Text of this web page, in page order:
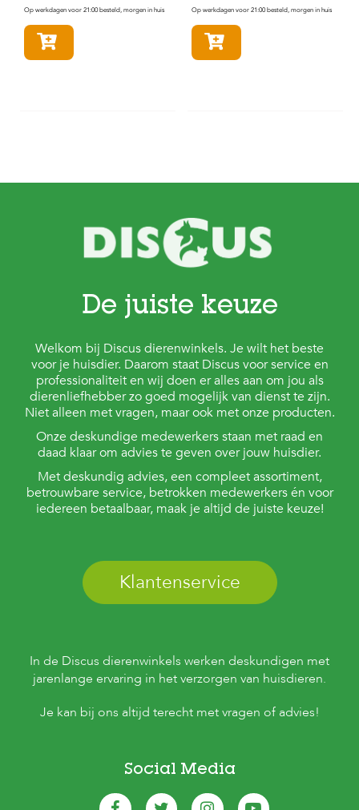
Op werkdagen voor 21:00 besteld, morgen in huis Op werkdagen voor 21:00 besteld, morgen in huis
De juiste keuze
Welkom bij Discus dierenwinkels. Je wilt het beste
voor je huisdier. Daarom staat Discus voor service en
professionaliteit en wij doen er alles aan om jou als
dierenliefhebber zo goed mogelijk van dienst te zijn.
Niet alleen met vragen, maar ook met onze producten.
Onze deskundige medewerkers staan met raad en
daad klaar om advies te geven over jouw huisdier.
Met deskundig advies, een compleet assortiment,
betrouwbare service, betrokken medewerkers én voor
iedereen betaalbaar, maak je altijd de juiste keuze!
Klantenservice
In de Discus dierenwinkels werken deskundigen met
jarenlange ervaring in het verzorgen van huisdieren.
Je kan bij ons altijd terecht met vragen of advies!
Social Media